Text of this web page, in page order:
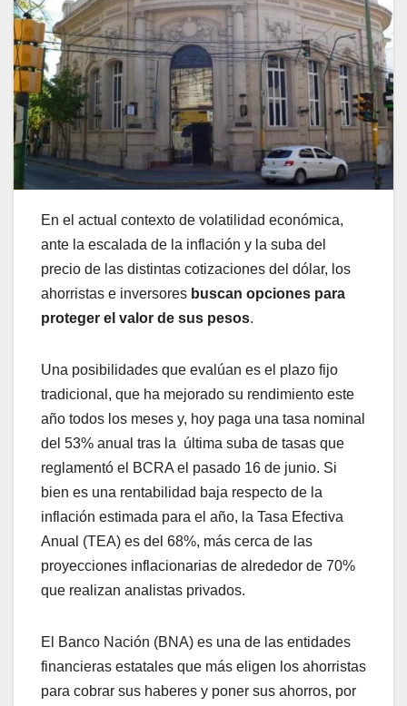
En el actual contexto de volatilidad económica,
ante la escalada de la inflación y la suba del
precio de las distintas cotizaciones del dólar, los
ahorristas e inversores buscan opciones para
proteger el valor de sus pesos.
Una posibilidades que evalúan es el plazo fijo
tradicional, que ha mejorado su rendimiento este
año todos los meses y, hoy paga una tasa nominal
del 53% anual tras la última suba de tasas que
reglamentó el BCRA el pasado 16 de junio. Si
bien es una rentabilidad baja respecto de la
inflación estimada para el año, la Tasa Efectiva
Anual (TEA) es del 68%, más cerca de las
proyecciones inflacionarias de alrededor de 70%
que realizan analistas privados.
El Banco Nación (BNA) es una de las entidades
financieras estatales que más eligen los ahorristas
para cobrar sus haberes y poner sus ahorros, por